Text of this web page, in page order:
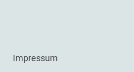
Impressum